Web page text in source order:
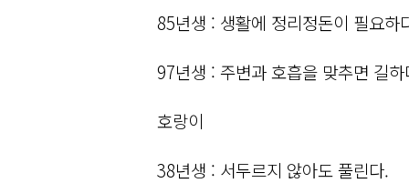
85년생 : 생활에 정리정돈이 필요하
97년생 : 주변과 호흡을 맞추면 길하
호랑이
38년생 : 서두르지 않아도 풀린다.